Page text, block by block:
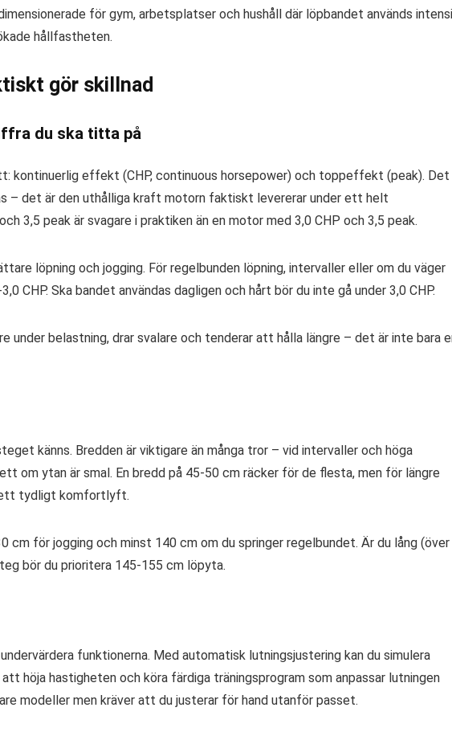
för gym, arbetsplatser och hushåll där löpbandet används
hållfastheten.
gör skillnad
du ska titta på
kontinuerlig effekt (CHP, continuous horsepower) och toppeffekt (peak). Det
– det är den uthålliga kraft motorn faktiskt levererar under ett helt
3,5 peak är svagare i praktiken än en motor med 3,0 CHP och 3,5 peak.
löpning och jogging. För regelbunden löpning, intervaller eller om du väger
CHP. Ska bandet användas dagligen och hårt bör du inte gå under 3,0 CHP.
under belastning, drar svalare och tenderar att hålla längre – det är inte bara
känns. Bredden är viktigare än många tror – vid intervaller och höga
om ytan är smal. En bredd på 45-50 cm räcker för de flesta, men för längre
ett tydligt komfortlyft.
cm för jogging och minst 140 cm om du springer regelbundet. Är du lång (över
bör du prioritera 145-155 cm löpyta.
funktionerna. Med automatisk lutningsjustering kan du simulera
höja hastigheten och köra färdiga träningsprogram som anpassar lutningen
modeller men kräver att du justerar för hand utanför passet.